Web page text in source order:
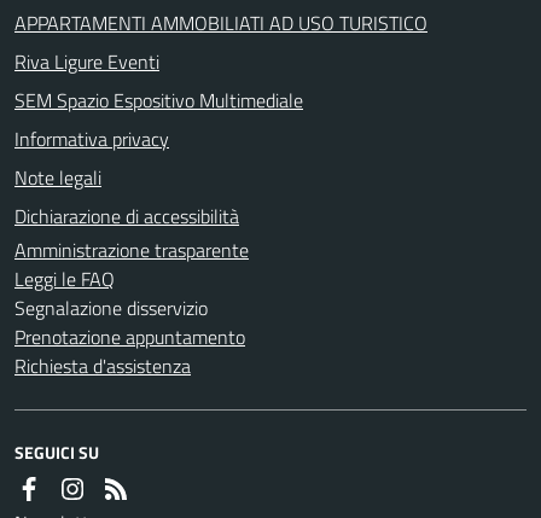
APPARTAMENTI AMMOBILIATI AD USO TURISTICO
Riva Ligure Eventi
SEM Spazio Espositivo Multimediale
Informativa privacy
Note legali
Dichiarazione di accessibilità
Amministrazione trasparente
Leggi le FAQ
Segnalazione disservizio
Prenotazione appuntamento
Richiesta d'assistenza
SEGUICI SU